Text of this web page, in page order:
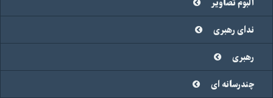
آلبوم تصاویر
ندای رهبری
رهبری
چندرسانه ای